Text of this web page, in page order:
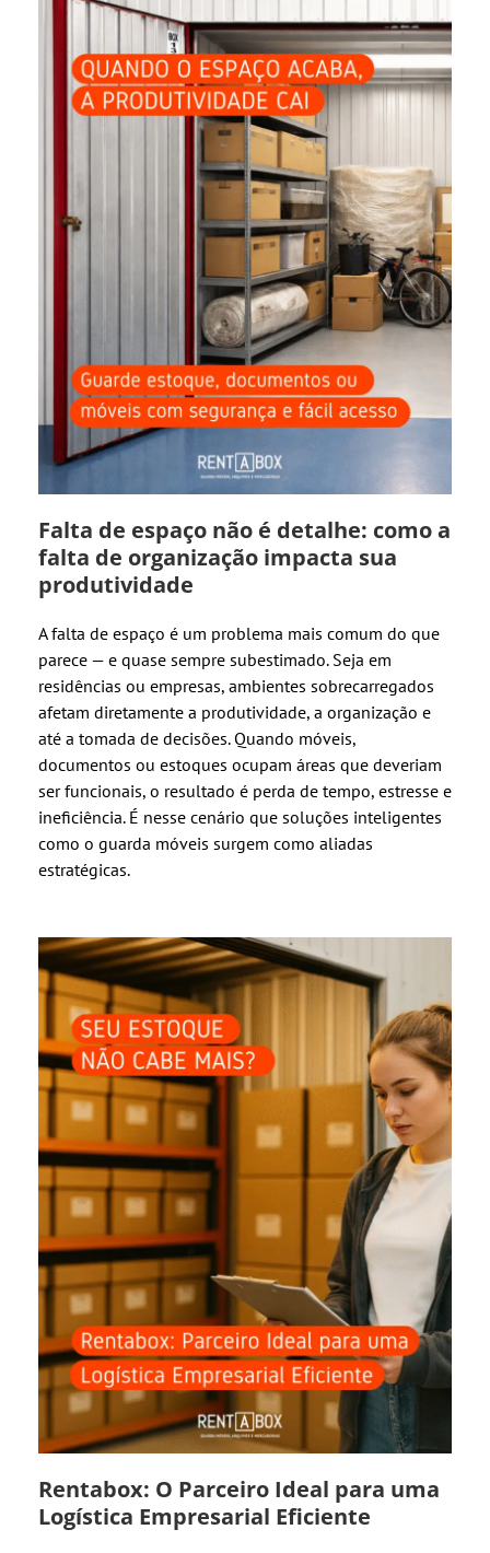
Falta de espaço não é detalhe: como a
falta de organização impacta sua
produtividade
A falta de espaço é um problema mais comum do que
parece — e quase sempre subestimado. Seja em
residências ou empresas, ambientes sobrecarregados
afetam diretamente a produtividade, a organização e
até a tomada de decisões. Quando móveis,
documentos ou estoques ocupam áreas que deveriam
ser funcionais, o resultado é perda de tempo, estresse e
ineficiência. É nesse cenário que soluções inteligentes
como o guarda móveis surgem como aliadas
estratégicas.
Rentabox: O Parceiro Ideal para uma
Logística Empresarial Eficiente